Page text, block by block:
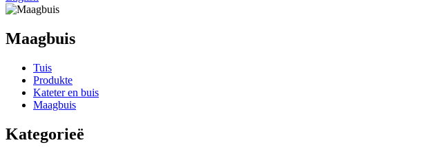
Maagbuis
Tuis
Produkte
Kateter en buis
Maagbuis
Kategorieë